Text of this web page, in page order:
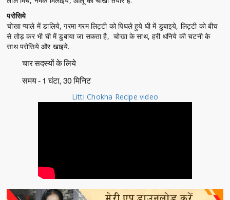
परोसिये
चोखा प्याले में डालिये, गरमा गरम लिट्टी को पिघले हुये घी में डुबाइये, लिट्टी को बीच
से तोड़ कर भी घी में डुबाया जा सकता है, चोखा के साथ, हरी धनिये की चटनी के
साथ परोसिये और खाइये.
चार सदस्यों के लिये
समय - 1 घंटा, 30 मिनिट
Litti Chokha Recipe video